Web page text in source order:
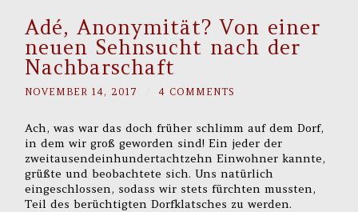
Adé, Anonymität? Von einer
neuen Sehnsucht nach der
Nachbarschaft
NOVEMBER 14, 2017 4 COMMENTS
Ach, was war das doch früher schlimm auf dem Dorf,
in dem wir groß geworden sind! Ein jeder der
zweitausendeinhundertachtzehn Einwohner kannte,
grüßte und beobachtete sich. Uns natürlich
eingeschlossen, sodass wir stets fürchten mussten,
Teil des berüchtigten Dorfklatsches zu werden.